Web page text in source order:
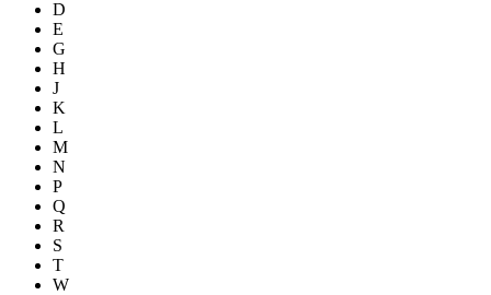
D
E
G
H
J
K
L
M
N
P
Q
R
S
T
W